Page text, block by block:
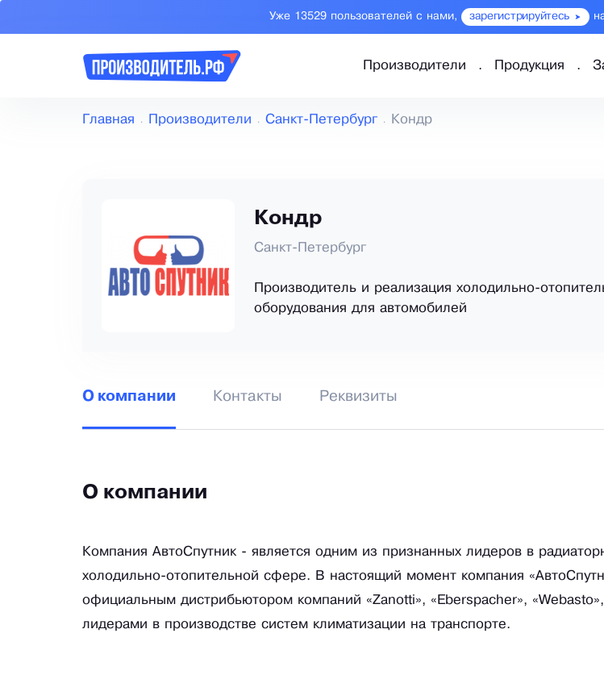
Уже 13529 пользователей с нами, зарегистрируйтесь
Производители Продукция
Главная Производители Санкт-Петербург Кондр
Кондр
Санкт-Петербург
Производитель и реализация холодильно-
оборудования для автомобилей
О компании Контакты Реквизиты
О компании
Компания АвтоСпутник - является одним из признанных лидеров в
холодильно-отопительной сфере. В настоящий момент компания
официальным дистрибьютором компаний «Zanotti», «Eberspacher»,
лидерами в производстве систем климатизации на транспорте.